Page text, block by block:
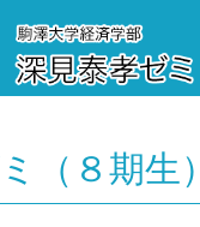
（８期生）